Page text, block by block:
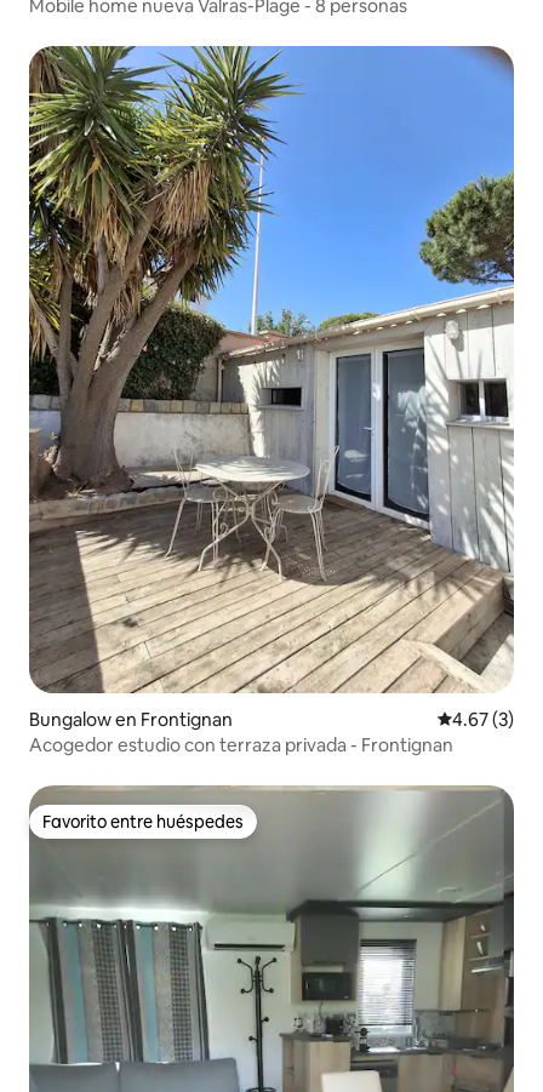
Mobile home nueva Valras-Plage - 8 personas
Bungalow en Frontignan Calificación
4.67 (3)
Acogedor estudio con terraza privada - Frontignan
Favorito entre huéspedes
Favorito entre huéspedes